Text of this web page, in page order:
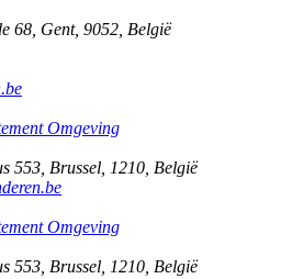
68 Gent, 9052 België
Omgeving
553 Brussel 1210 België
Omgeving
553 Brussel 1210 België